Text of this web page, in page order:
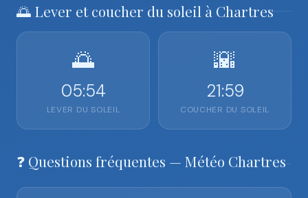
🌅 Lever et coucher du soleil à Chartres
🌅
05:54
LEVER DU SOLEIL
🌇
21:59
COUCHER DU SOLEIL
❓ Questions fréquentes — Météo Chartres